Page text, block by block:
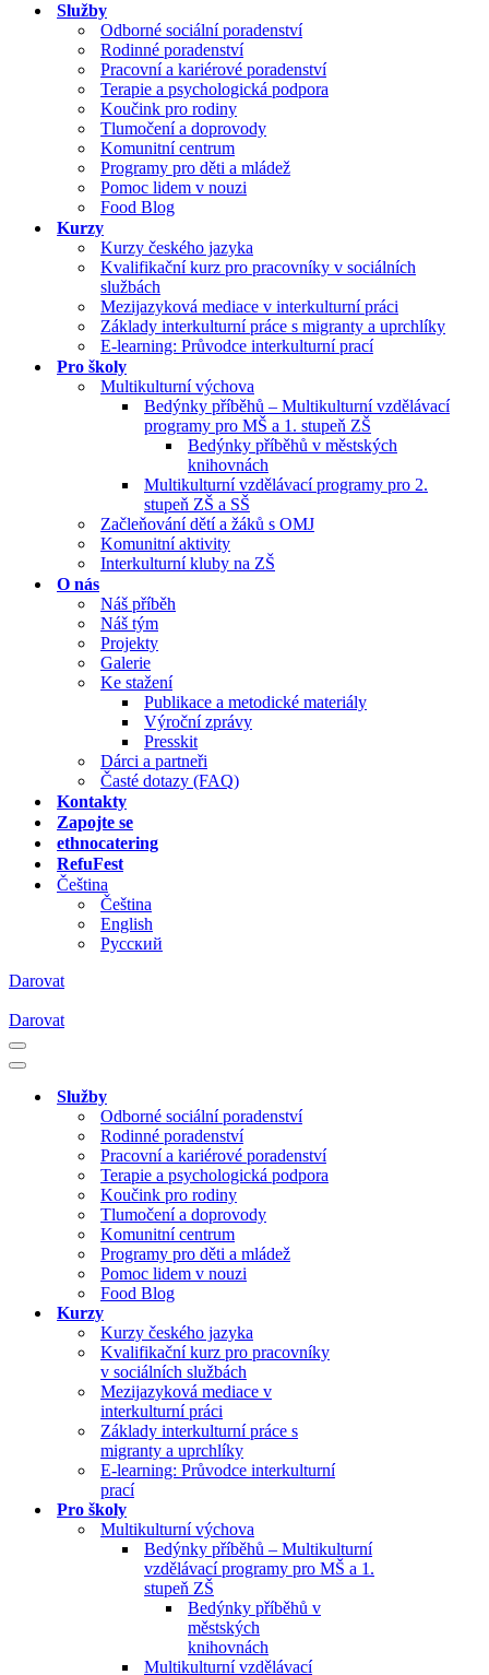
Služby
Odborné sociální poradenství
Rodinné poradenství
Pracovní a kariérové poradenství
Terapie a psychologická podpora
Koučink pro rodiny
Tlumočení a doprovody
Komunitní centrum
Programy pro děti a mládež
Pomoc lidem v nouzi
Food Blog
Kurzy
Kurzy českého jazyka
Kvalifikační kurz pro pracovníky v sociálních
službách
Mezijazyková mediace v interkulturní práci
Základy interkulturní práce s migranty a uprchlíky
E-learning: Průvodce interkulturní prací
Pro školy
Multikulturní výchova
Bedýnky příběhů – Multikulturní vzdělávací
programy pro MŠ a 1. stupeň ZŠ
Bedýnky příběhů v městských
knihovnách
Multikulturní vzdělávací programy pro 2.
stupeň ZŠ a SŠ
Začleňování dětí a žáků s OMJ
Komunitní aktivity
Interkulturní kluby na ZŠ
O nás
Náš příběh
Náš tým
Projekty
Galerie
Ke stažení
Publikace a metodické materiály
Výroční zprávy
Presskit
Dárci a partneři
Časté dotazy (FAQ)
Kontakty
Zapojte se
ethnocatering
RefuFest
Čeština
Čeština
English
Русский
Darovat
Darovat
Navigační
menu
Navigační
Služby
Odborné sociální poradenství
Rodinné poradenství
Pracovní a kariérové poradenství
Terapie a psychologická podpora
Koučink pro rodiny
Tlumočení a doprovody
Komunitní centrum
Programy pro děti a mládež
Pomoc lidem v nouzi
Food Blog
Kurzy
Kurzy českého jazyka
Kvalifikační kurz pro pracovníky
v sociálních službách
Mezijazyková mediace v
interkulturní práci
Základy interkulturní práce s
migranty a uprchlíky
E-learning: Průvodce interkulturní
prací
Pro školy
Multikulturní výchova
Bedýnky příběhů – Multikulturní
vzdělávací programy pro MŠ a 1.
stupeň ZŠ
Bedýnky příběhů v
městských
knihovnách
Multikulturní vzdělávací